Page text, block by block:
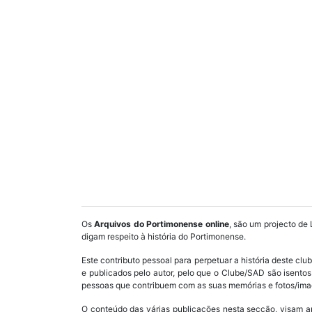
OsArquivos do Portimonense online, são um projecto de
digam respeito à história do Portimonense.
Este contributo pessoal para perpetuar a história deste
e publicados pelo autor, pelo que o Clube/SAD são
pessoas que contribuem com as suas memórias e fotos/
O conteúdo das várias publicações nesta secção, visam